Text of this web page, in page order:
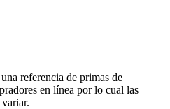
referencia de primas de
en línea por lo cual las